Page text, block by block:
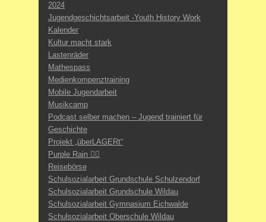
2024
Jugendgeschichtsarbeit -Youth History Work
Kalender
Kultur macht stark
Lastenräder
Mathespass
Medienkompenztraining
Mobile Jugendarbeit
Musikcamp
Podcast selber machen – Jugend trainiert für
Geschichte
Projekt „überLAGERt“
Purple Rain 🏳️‍🌈
Reisebörse
Schulsozialarbeit Grundschule Schulzendorf
Schulsozialarbeit Grundschule Wildau
Schulsozialarbeit Gymnasium Eichwalde
Schulsozialarbeit Oberschule Wildau